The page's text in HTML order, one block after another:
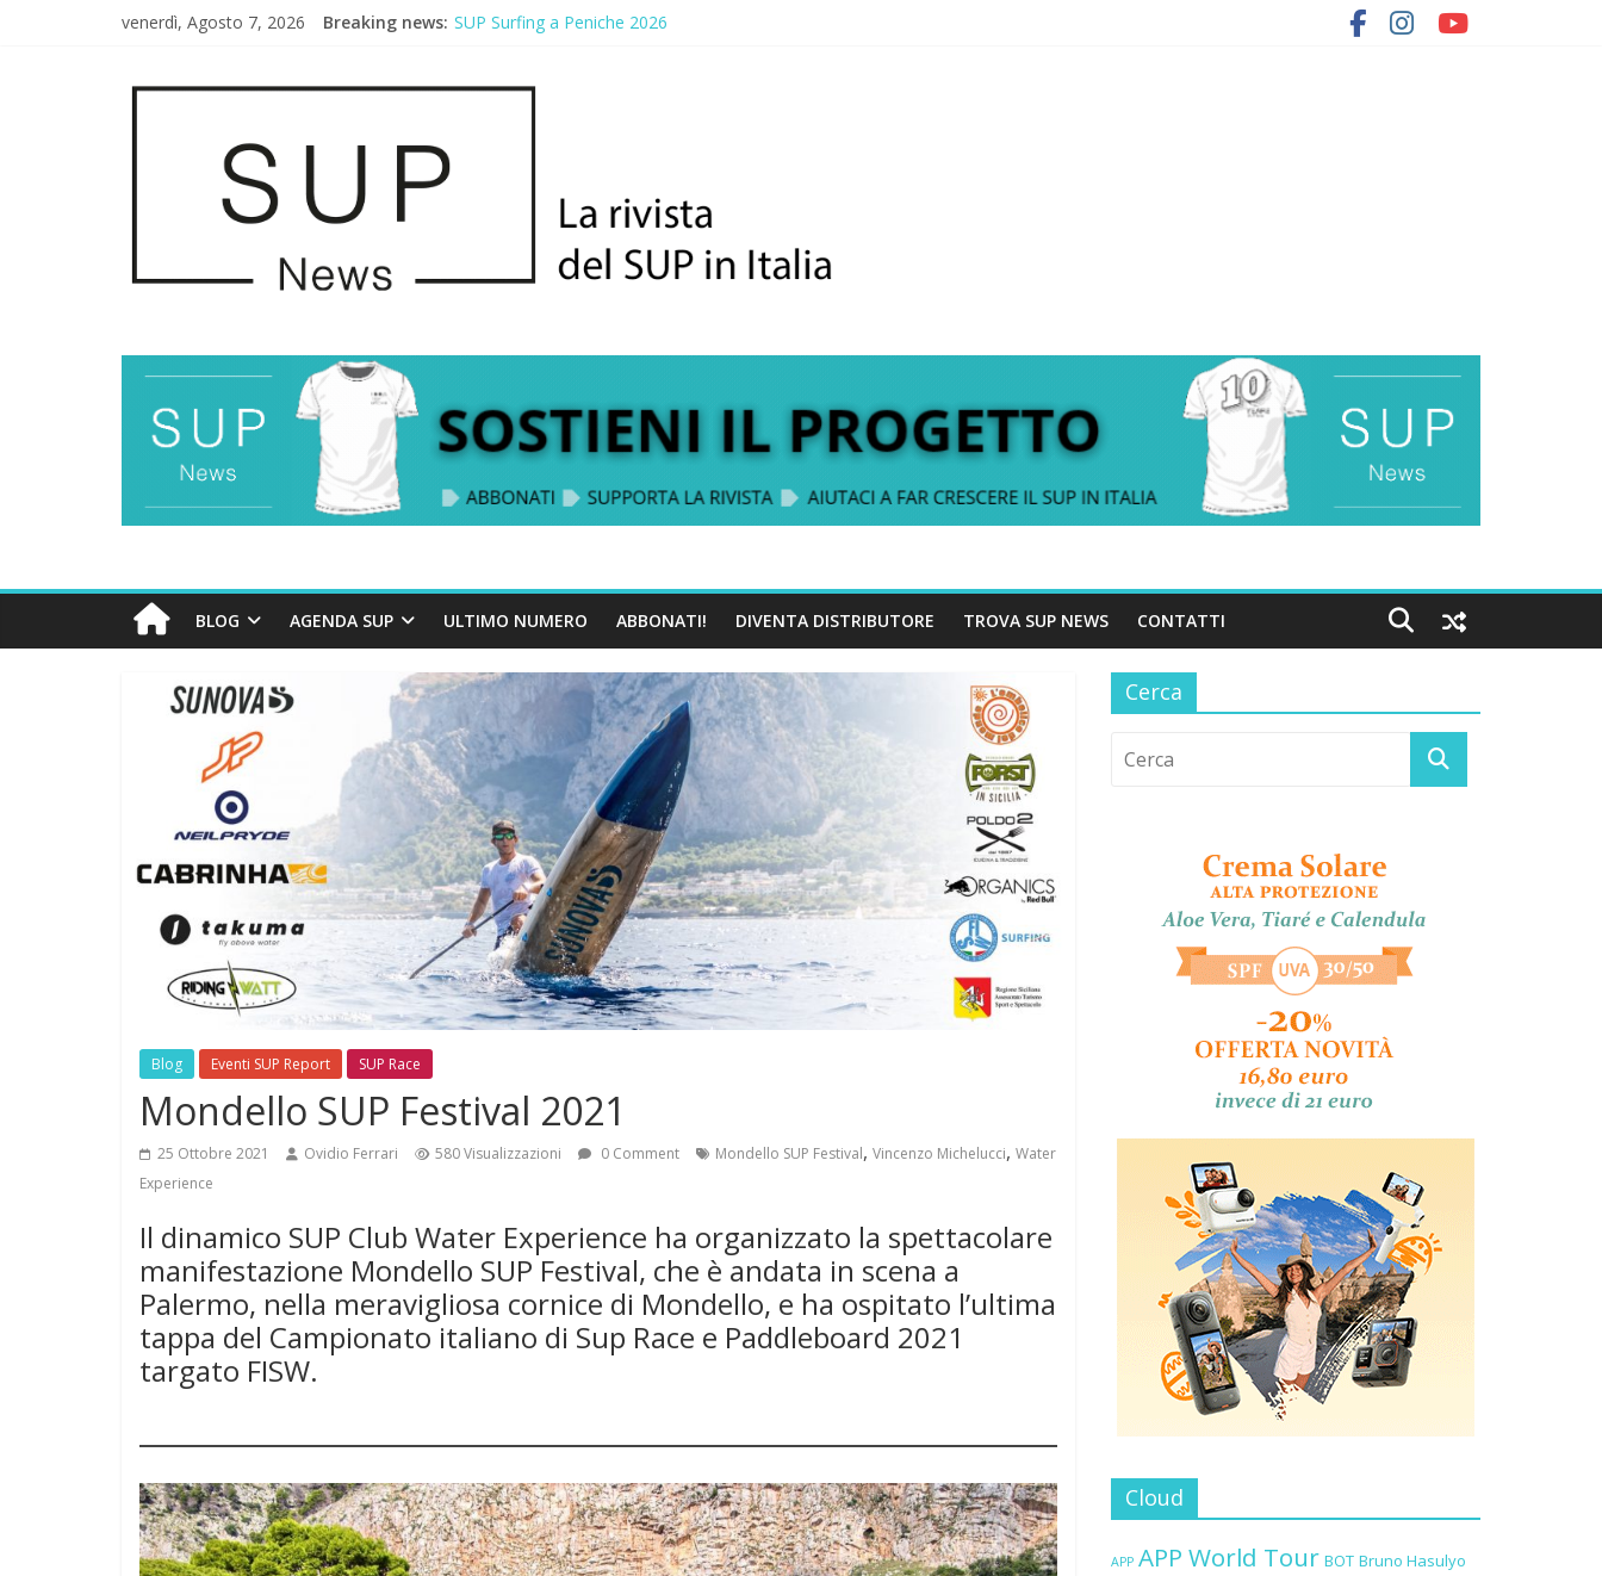
venerdì, Agosto 7, 2026 Breaking news: SUP Surfing a Peniche 2026
BLOG AGENDA SUP ULTIMO NUMERO ABBONATI! DIVENTA DISTRIBUTORE TROVA SUP NEWS CONTATTI
Blog Eventi SUP Report SUP Race
Mondello SUP Festival 2021
25 Ottobre 2021 Ovidio Ferrari 580 Visualizzazioni 0 Comment Mondello SUP Festival, Vincenzo Michelucci, Water
Experience
Il dinamico SUP Club Water Experience ha organizzato la spettacolare
manifestazione Mondello SUP Festival, che è andata in scena a
Palermo, nella meravigliosa cornice di Mondello, e ha ospitato l’ultima
tappa del Campionato italiano di Sup Race e Paddleboard 2021
targato FISW.
Cerca
Cloud
APP APP World Tour BOT Bruno Hasulyo